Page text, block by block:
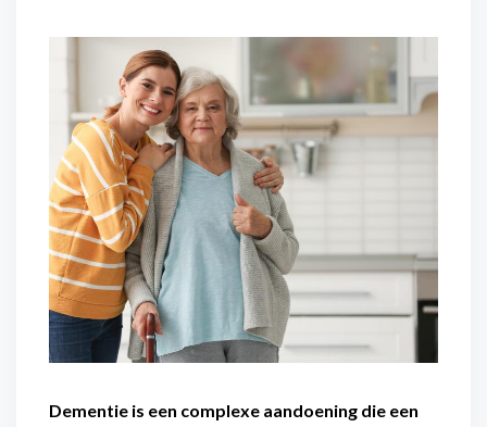
Hulp voor ouderen thuis
Mantelzorg aan huis
Diensten voor
organisaties
Maaltijdondersteuning
Mantelzorger van de zaak
Eén vast gezicht
Flexibel inzetbaar
Altijd in de buurt
Snel geregeld
Dementie is een complexe aandoening die een